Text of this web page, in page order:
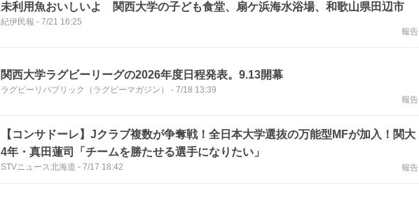
未利用魚おいしいよ 関西大学の子ども食堂、扇ケ浜海水浴場、和歌山県田辺市
紀伊民報 - 7/21 16:25
報告
関西大学ラグビーリーグの2026年度日程発表。9.13開幕
ラグビーリパブリック（ラグビーマガジン） - 7/18 13:39
報告
【コンサドーレ】Jクラブ複数が争奪戦！全日本大学選抜の万能型MFが加入！関大
4年・真田蓮司「チームを勝たせる選手になりたい」
STVニュース北海道 - 7/17 18:42 報告